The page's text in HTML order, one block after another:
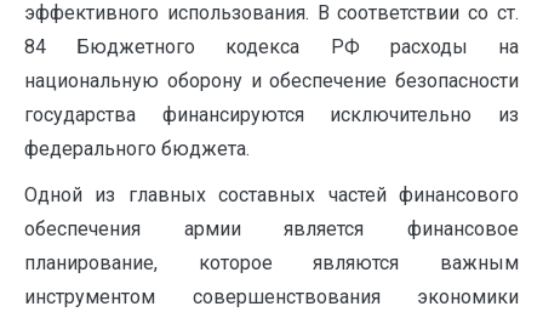
эффективного использования. В соответствии со ст.
84 Бюджетного кодекса РФ расходы на
национальную оборону и обеспечение безопасности
государства финансируются исключительно из
федерального бюджета.
Одной из главных составных частей финансового
обеспечения армии является финансовое
планирование, которое являются важным
инструментом совершенствования экономики